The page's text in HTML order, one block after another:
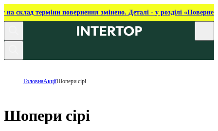
на склад терміни повернення змінено. Деталі - у розділі
ГоловнаАкціїШопери сірі
Шопери сірі